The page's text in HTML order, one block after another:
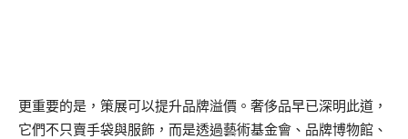
更重要的是，策展可以提升品牌溢價。奢侈品早已深明此道，
它們不只賣手袋與服飾，而是透過藝術基金會、品牌博物館、